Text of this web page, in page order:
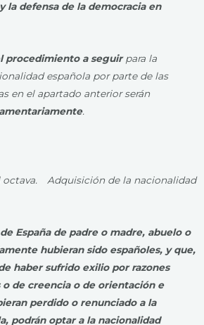
la defensa de la democracia en
procedimiento a seguirpara la
española por parte de las
en el apartado anterior serán
.
octava. Adquisición de la nacionalidad
España de padre o madre, abuelo o
hubieran sido españoles, y que,
haber sufrido exilio por razones
de creencia o de orientación e
perdido o renunciado a la
podrán optar a la nacionalidad